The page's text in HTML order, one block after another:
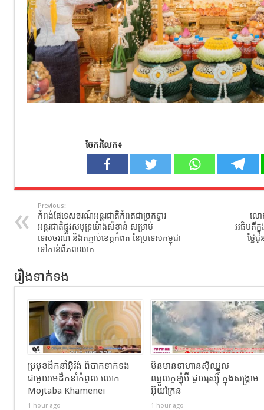
ចែករំលែក៖
Previous:
កំពង់ផែទេសចរណ៍អន្តរជាតិកំពតជាច្រកទ្វារ
អន្តរជាតិផ្លូវសមុទ្រយ៉ាងសំខាន់ សម្រាប់
ទេសចរណ៍ និងតភ្ជាប់ខេត្តកំពត នៃប្រទេសកម្ពុជា
ទៅកាន់ពិភពលោក
លោ
អធិបតីក្
ថ្លៃ
រឿងទាក់ទង
ប្រមុខដឹកនាំអ៊ីរ៉ង់ ពិបាកទាក់ទង
ជាមួយមេដឹកនាំកំពូល លោក
Mojtaba Khamenei
1 hour ago
មិនមានទាហានស៊ីឈ្នួល
ឈ្នួលកូឡុំប៊ី ជួយរុស្ស៊ី ក្នុងសង្រ្គាម
អ៊ុយក្រែន
1 hour ago